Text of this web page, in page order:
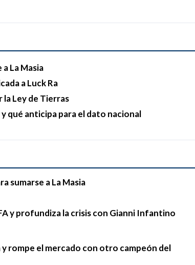
La Masia
a Luck Ra
la Ley de Tierras
qué anticipa para el dato nacional
sumarse a La Masia
y profundiza la crisis con Gianni Infantino
rompe el mercado con otro campeón del